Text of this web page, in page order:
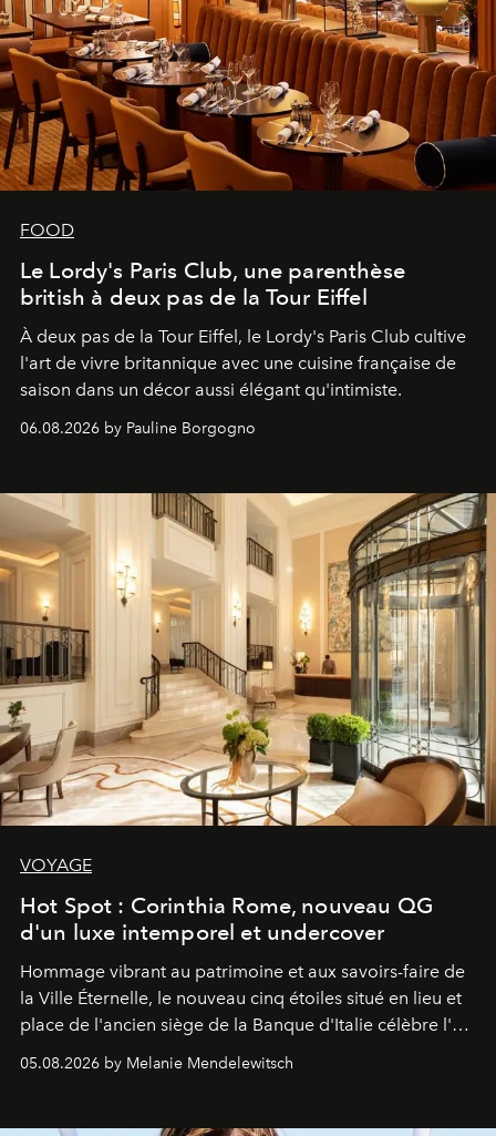
FOOD
Le Lordy's Paris Club, une parenthèse
british à deux pas de la Tour Eiffel
À deux pas de la Tour Eiffel, le Lordy's Paris Club cultive
l'art de vivre britannique avec une cuisine française de
saison dans un décor aussi élégant qu'intimiste.
06.08.2026 by Pauline Borgogno
VOYAGE
Hot Spot : Corinthia Rome, nouveau QG
d'un luxe intemporel et undercover
Hommage vibrant au patrimoine et aux savoirs-faire de
la Ville Éternelle, le nouveau cinq étoiles situé en lieu et
place de l'ancien siège de la Banque d'Italie célèbre l'art
05.08.2026 by Melanie Mendelewitsch